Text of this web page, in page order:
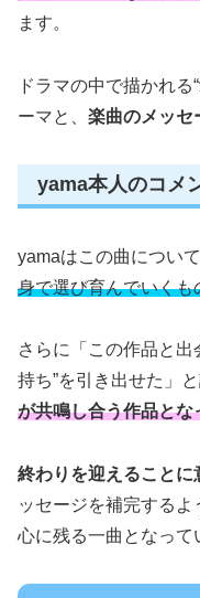
ます。
ドラマの中で描かれる
ーマと、 楽曲のメッセ
yama本人のコメ
yamaはこの曲について
身で選び育んでいくも
さらに「この作品と
持ち”を引き出せた」と
が共鳴し合う作品とな
終わりを迎えること
ッセージを補完する
心に残る一曲となって